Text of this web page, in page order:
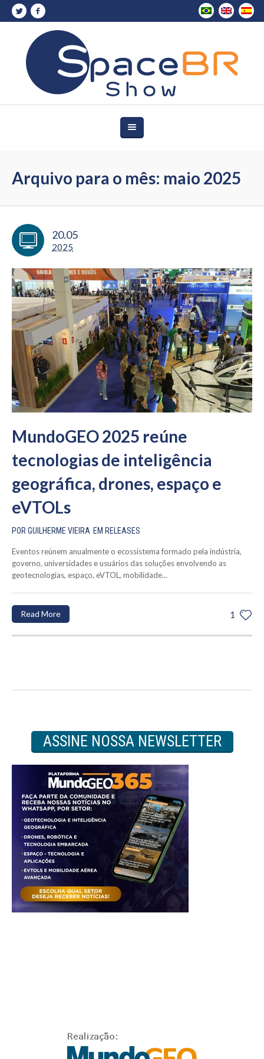
Arquivo para o mês: maio 2025
20.05
2025
MundoGEO 2025 reúne
tecnologias de inteligência
geográfica, drones, espaço e
eVTOLs
PORGUILHERME VIEIRA EM RELEASES
Eventos reúnem anualmente o ecossistema formado pela indústria,
governo, universidades e usuários das soluções envolvendo as
geotecnologias, espaço, eVTOL, mobilidade...
1
Read More
ASSINE NOSSA NEWSLETTER